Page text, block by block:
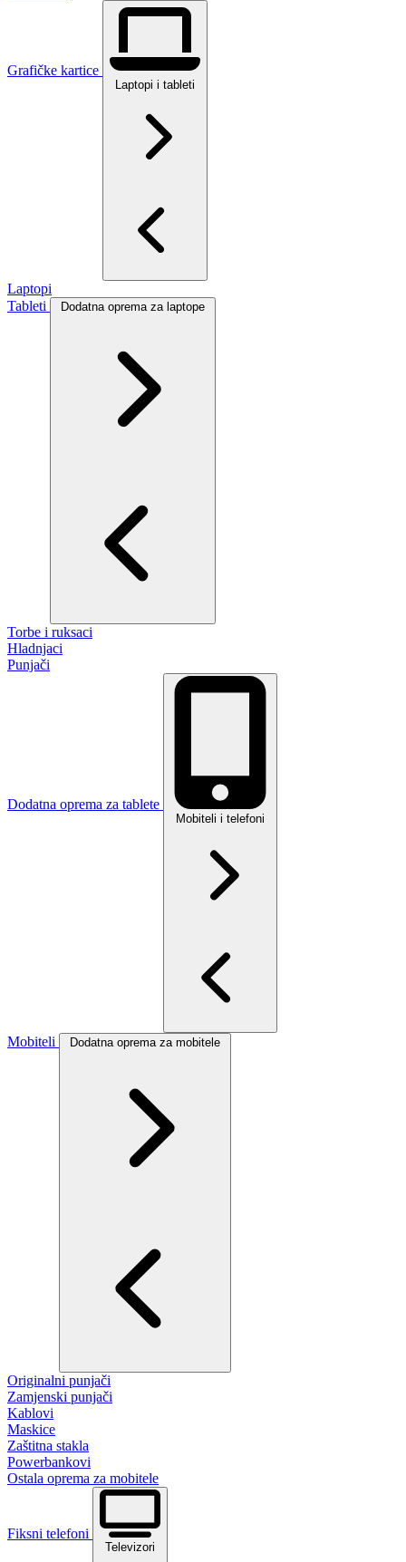
Grafičke kartice
Laptopi i tableti
Laptopi
Tableti
Dodatna oprema za laptope
Torbe i ruksaci
Hladnjaci
Punjači
Dodatna oprema za tablete
Mobiteli i telefoni
Mobiteli Dodatna oprema za mobitele
Originalni punjači
Zamjenski punjači
Kablovi
Maskice
Zaštitna stakla
Powerbankovi
Ostala oprema za mobitele
Fiksni telefoni
Televizori